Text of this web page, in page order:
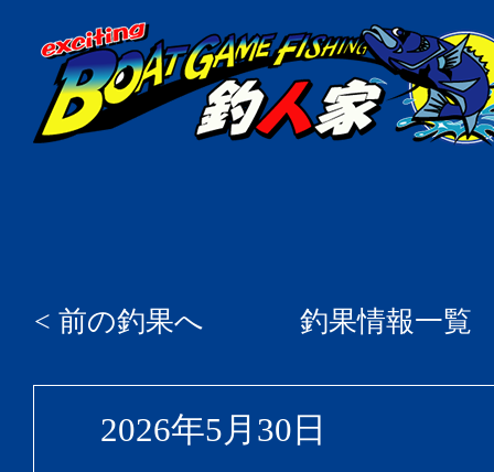
< 前の釣果へ 釣果情報一覧
2026年5月30日